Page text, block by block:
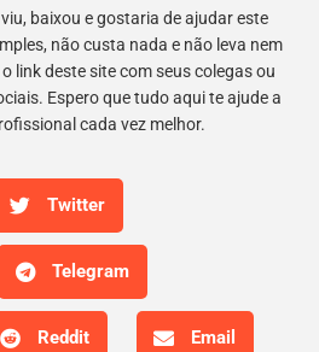
baixou e gostaria de ajudar este
não custa nada e não leva nem
link deste site com seus colegas ou
Espero que tudo aqui te ajude a
cada vez melhor.
Twitter
Telegram
Reddit Email